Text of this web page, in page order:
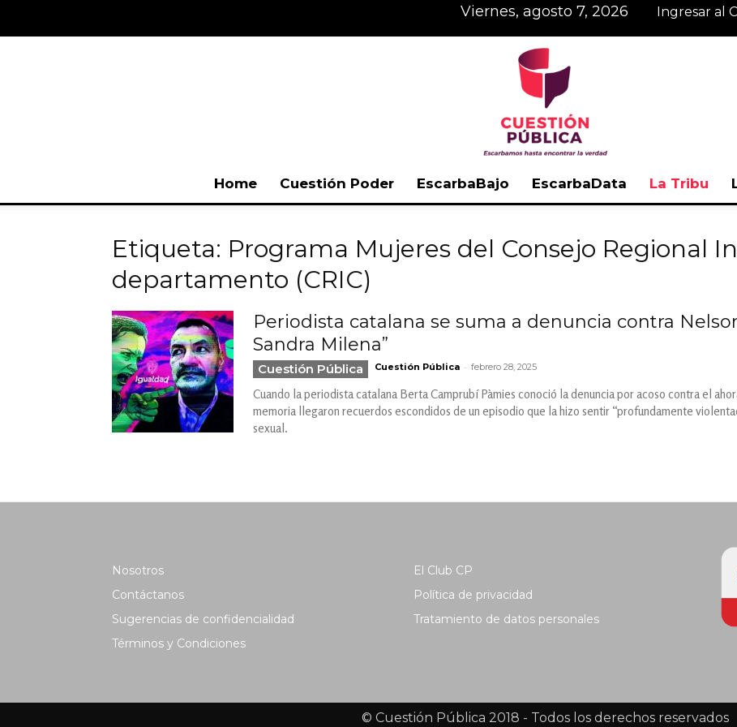
viernes, agosto 7, 2026 Ingresar al
Pública
Home Cuestión Poder EscarbaBajo EscarbaData La Tribu
Etiqueta: Programa Mujeres del Consejo Regional
departamento (CRIC)
Periodista catalana se suma a denuncia contra
Sandra Milena”
Cuestión Pública Cuestión Pública - febrero 28, 2025
Cuando la periodista catalana Berta Camprubí Pàmies conoció la denuncia por acoso contra el
memoria llegaron recuerdos escondidos de un episodio que la hizo sentir “profundamente
sexual.
Nosotros
Contáctanos
Sugerencias de confidencialidad
Términos y Condiciones
El Club CP
Política de privacidad
Tratamiento de datos personales
© Cuestión Pública 2018 - Todos los derechos reservados